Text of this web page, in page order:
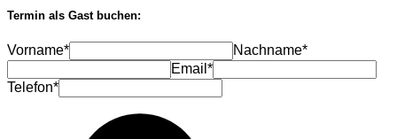
Termin als Gast buchen:
Vorname*
Nachname*
Email*
Telefon*